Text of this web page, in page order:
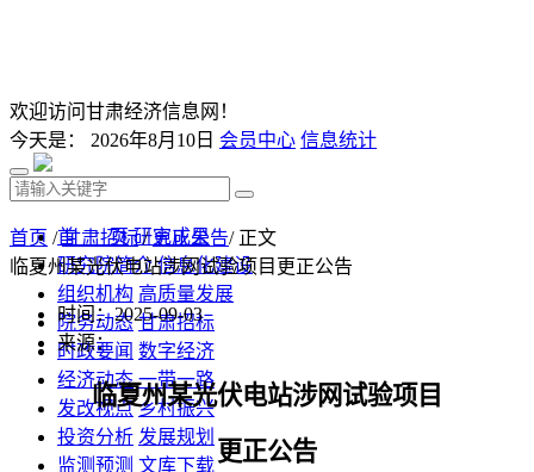
欢迎访问甘肃经济信息网！
今天是： 2026年8月10日 会员中心 信息统计
首 页 研究成果
研究院简介 信息化建设
组织机构 高质量发展
院务动态 甘肃招标
时政要闻 数字经济
经济动态 一带一路
发改视点 乡村振兴
投资分析 发展规划
监测预测 文库下载
首页 /甘肃招标/更正公告/ 正文
临夏州某光伏电站涉网试验项目更正公告
时间：2025-09-03
来源：
临夏州某光伏电站涉网试验项目
更正公告